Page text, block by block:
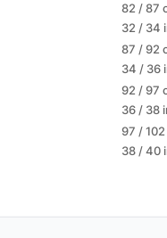
82 / 87
32 / 34
87 / 92
34 / 36
92 / 97
36 / 38
97 / 102
38 / 40